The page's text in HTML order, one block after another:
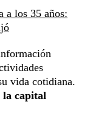
a los 35 años:
vida cotidiana.
la capital